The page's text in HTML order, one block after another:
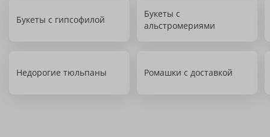
Букеты с гипсофилой
Букеты с
альстромериями
Недорогие тюльпаны Ромашки с доставкой